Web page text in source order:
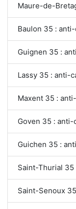
Maure-de-
Baulon 35 :
Guignen 35 :
Lassy 35 : anti-
Maxent 35 :
Goven 35 :
Guichen 35 :
Saint-Thurial
Saint-Senoux